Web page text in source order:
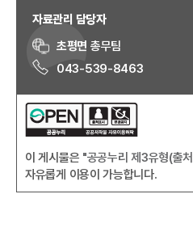
자료관리 담당자
초평면 총무팀
043-539-8463
이 게시물은 "공공누리 제3유형(출
자유롭게 이용이 가능합니다.